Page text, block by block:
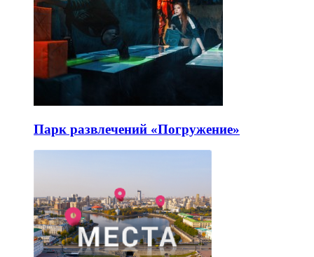
Парк развлечений «Погружение»